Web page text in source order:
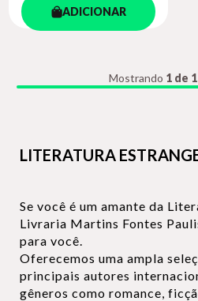
ADICIONAR
Mostrando 1 de
LITERATURA
Se você é um amante da
Livraria Martins Fontes
para você.
Oferecemos uma ampla
principais autores
gêneros como romance,